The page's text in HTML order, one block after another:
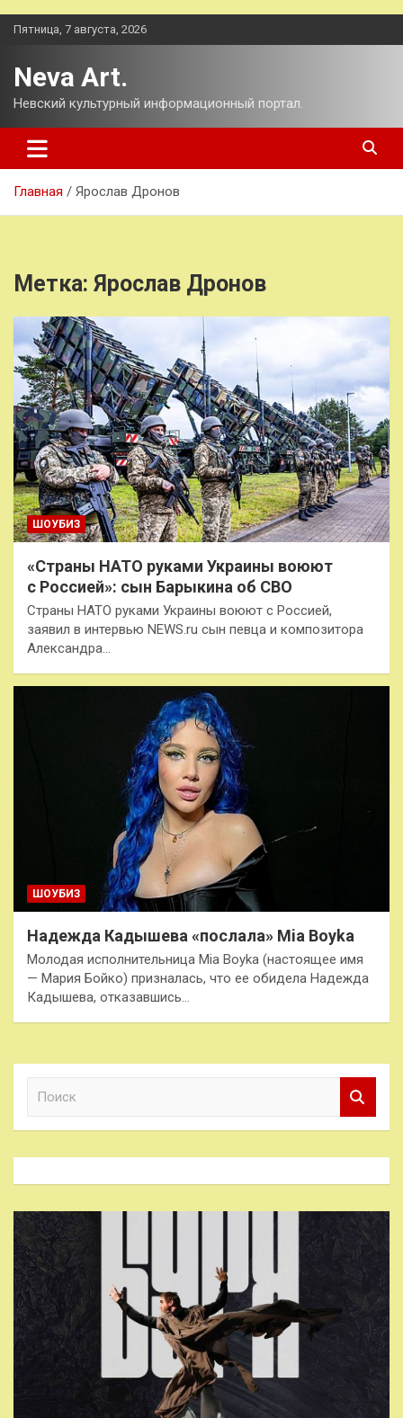
Перейти
Пятница, 7 августа, 2026
Neva Art.
Невский культурный информационный портал.
Главная Ярослав Дронов
Метка: Ярослав Дронов
ШОУБИЗ
«Страны НАТО руками Украины воюют
с Россией»: сын Барыкина об СВО
Страны НАТО руками Украины воюют с Россией,
заявил в интервью NEWS.ru сын певца и композитора
Александра…
ШОУБИЗ
Надежда Кадышева «послала» Mia Boyka
Молодая исполнительница Mia Boyka (настоящее имя
— Мария Бойко) призналась, что ее обидела Надежда
Кадышева, отказавшись…
к